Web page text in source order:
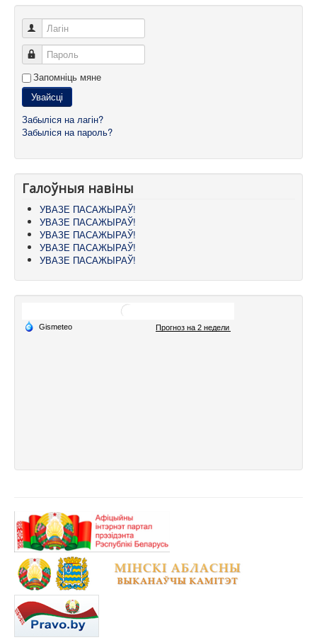
Лагін
Пароль
Запомніць мяне
Увайсці
Забыліся на лагін?
Забыліся на пароль?
Галоўныя навіны
УВАЗЕ ПАСАЖЫРАЎ!
УВАЗЕ ПАСАЖЫРАЎ!
УВАЗЕ ПАСАЖЫРАЎ!
УВАЗЕ ПАСАЖЫРАЎ!
УВАЗЕ ПАСАЖЫРАЎ!